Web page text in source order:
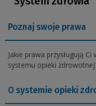
Poznaj swoje prawa
Jakie prawa przysługują
systemu opieki
O systemie opieki